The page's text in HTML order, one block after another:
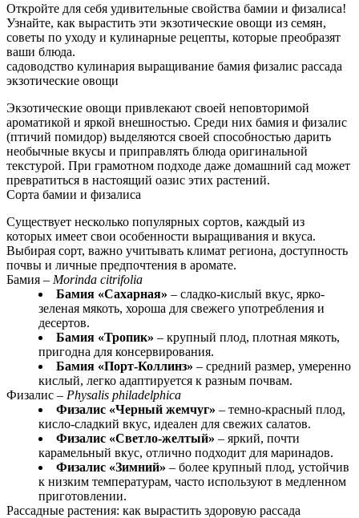
Откройте для себя удивительные свойства бамии и физалиса!
Узнайте, как вырастить эти экзотические овощи из семян,
советы по уходу и кулинарные рецепты, которые преобразят
ваши блюда.
садоводство кулинария выращивание бамия физалис рассада
экзотические овощи
Экзотические овощи привлекают своей неповторимой
ароматикой и яркой внешностью. Среди них бамия и физалис
(птичий помидор) выделяются своей способностью дарить
необычные вкусы и приправлять блюда оригинальной
текстурой. При грамотном подходе даже домашний сад может
превратиться в настоящий оазис этих растений.
Сорта бамии и физалиса
Существует несколько популярных сортов, каждый из
которых имеет свои особенности выращивания и вкуса.
Выбирая сорт, важно учитывать климат региона, доступность
почвы и личные предпочтения в аромате.
Бамия – Morinda citrifolia
Бамия «Сахарная» – сладко-кислый вкус, ярко-
зеленая мякоть, хороша для свежего употребления и
десертов.
Бамия «Тропик» – крупный плод, плотная мякоть,
пригодна для консервирования.
Бамия «Порт-Коллинз» – средний размер, умеренно
кислый, легко адаптируется к разным почвам.
Физалис – Physalis philadelphica
Физалис «Черный жемчуг» – темно-красный плод,
кисло-сладкий вкус, идеален для свежих салатов.
Физалис «Светло-желтый» – яркий, почти
карамельный вкус, отлично подходит для маринадов.
Физалис «Зимний» – более крупный плод, устойчив
к низким температурам, часто используют в медленном
приготовлении.
Рассадные растения: как вырастить здоровую рассада